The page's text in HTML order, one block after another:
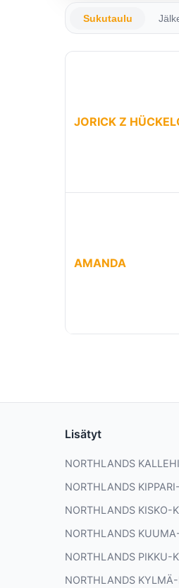
Sukutaulu
JORICK Z
AMANDA
Lisätyt
NORTHLANDS
NORTHLANDS
NORTHLANDS KISKO-
NORTHLANDS
NORTHLANDS PIKKU-
NORTHLANDS